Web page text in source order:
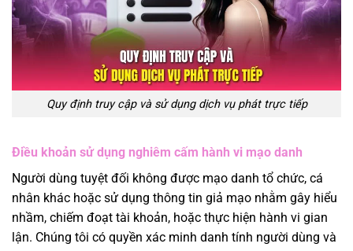
Quy định truy cập và sử dụng dịch vụ phát trực tiếp
Điều khoản sử dụng nghiêm cấm hành vi mạo danh
Người dùng tuyệt đối không được mạo danh tổ chức, cá
nhân khác hoặc sử dụng thông tin giả mạo nhằm gây hiểu
nhầm, chiếm đoạt tài khoản, hoặc thực hiện hành vi gian
lận. Chúng tôi có quyền xác minh danh tính người dùng và